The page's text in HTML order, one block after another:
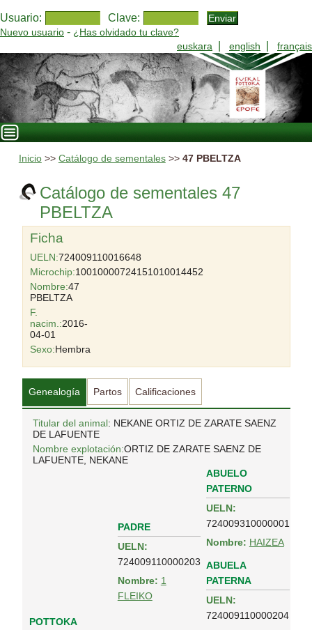
Usuario: Clave:
Nuevo usuario - ¿Has olvidado tu clave?
euskara
english français
Inicio>> Catálogo de sementales>> 47 PBELTZA
Catálogo de sementales 47
PBELTZA
Ficha
UELN:724009110016648
Microchip:10010000724151010014452
Nombre:47
PBELTZA
F.
nacim.:2016-
04-01
Sexo:Hembra
Genealogía Partos Calificaciones
Titular del animal: NEKANE ORTIZ DE ZARATE SAENZ
DE LAFUENTE
Nombre explotación:ORTIZ DE ZARATE SAENZ DE
LAFUENTE, NEKANE
POTTOKA
PADRE
UELN:
724009110000203
Nombre: 1
FLEIKO
ABUELO
PATERNO
UELN:
724009310000001
Nombre: HAIZEA
ABUELA
PATERNA
UELN:
724009110000204